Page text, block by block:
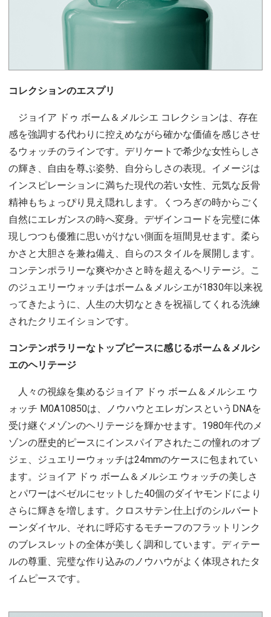
コレクションのエスプリ
ジョイア ドゥ ボーム＆メルシエ コレクションは、存在
感を強調する代わりに控えめながら確かな価値を感じさせ
るウォッチのラインです。デリケートで希少な女性らしさ
の輝き、自由を尊ぶ姿勢、自分らしさの表現。イメージは
インスピレーションに満ちた現代の若い女性、元気な反骨
精神もちょっぴり見え隠れします。くつろぎの時からごく
自然にエレガンスの時へ変身。デザインコードを完璧に体
現しつつも優雅に思いがけない側面を垣間見せます。柔ら
かさと大胆さを兼ね備え、自らのスタイルを展開します。
コンテンポラリーな爽やかさと時を超えるヘリテージ。こ
のジュエリーウォッチはボーム＆メルシエが1830年以来祝
ってきたように、人生の大切なときを祝福してくれる洗練
されたクリエイションです。
コンテンポラリーなトップピースに感じるボーム＆メルシ
エのヘリテージ
人々の視線を集めるジョイア ドゥ ボーム＆メルシエ ウ
ォッチ M0A10850は、ノウハウとエレガンスというDNAを
受け継ぐメゾンのヘリテージを輝かせます。1980年代のメ
ゾンの歴史的ピースにインスパイアされたこの憧れのオブ
ジェ、ジュエリーウォッチは24mmのケースに包まれてい
ます。ジョイア ドゥ ボーム＆メルシエ ウォッチの美しさ
とパワーはベゼルにセットした40個のダイヤモンドにより
さらに輝きを増します。クロスサテン仕上げのシルバート
ーンダイヤル、それに呼応するモチーフのフラットリンク
のブレスレットの全体が美しく調和しています。ディテー
ルの尊重、完璧な作り込みのノウハウがよく体現されたタ
イムピースです。